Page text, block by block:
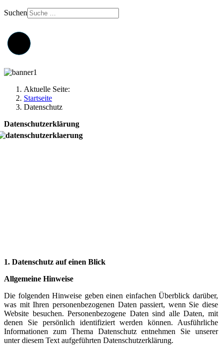
Suchen
Aktuelle Seite:
Startseite
Datenschutz
Datenschutz­erklärung
1. Datenschutz auf einen Blick
Allgemeine Hinweise
Die folgenden Hinweise geben einen einfachen Überblick darüber,
was mit Ihren personenbezogenen Daten passiert, wenn Sie diese
Website besuchen. Personenbezogene Daten sind alle Daten, mit
denen Sie persönlich identifiziert werden können. Ausführliche
Informationen zum Thema Datenschutz entnehmen Sie unserer
unter diesem Text aufgeführten Datenschutzerklärung.